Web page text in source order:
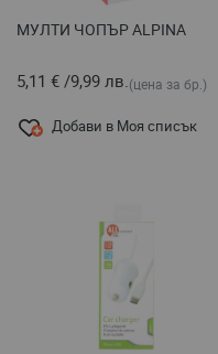
МУЛТИ ЧОПЪР ALPINA
5,11 € /9,99 лв.(цена за бр.)
Добави в Моя списък